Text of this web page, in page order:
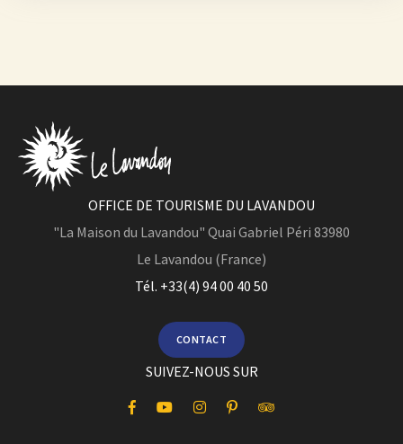
OFFICE DE TOURISME DU LAVANDOU
"La Maison du Lavandou" Quai Gabriel Péri 83980
Le Lavandou (France)
Tél. +33(4) 94 00 40 50
CONTACT
SUIVEZ-NOUS SUR